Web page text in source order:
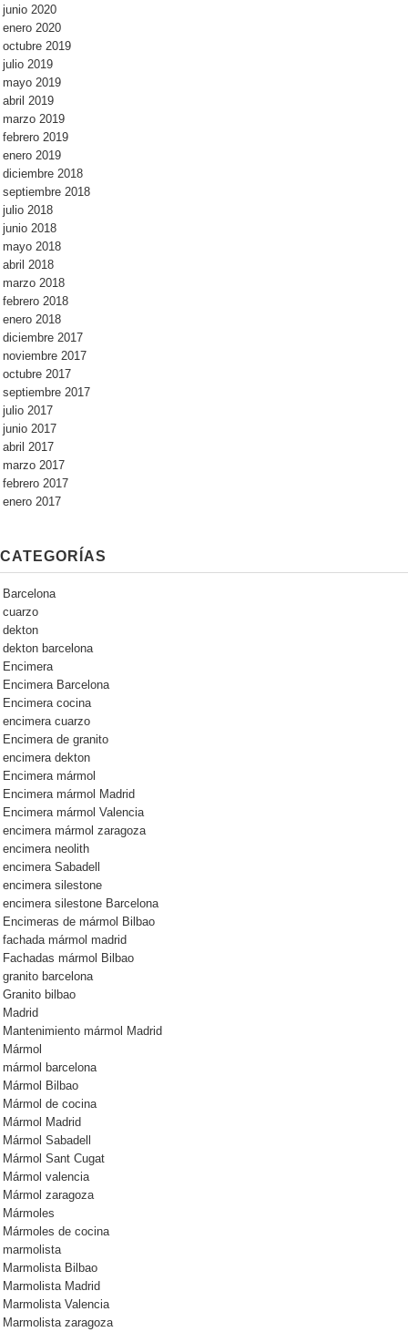
junio 2020
enero 2020
octubre 2019
julio 2019
mayo 2019
abril 2019
marzo 2019
febrero 2019
enero 2019
diciembre 2018
septiembre 2018
julio 2018
junio 2018
mayo 2018
abril 2018
marzo 2018
febrero 2018
enero 2018
diciembre 2017
noviembre 2017
octubre 2017
septiembre 2017
julio 2017
junio 2017
abril 2017
marzo 2017
febrero 2017
enero 2017
CATEGORÍAS
Barcelona
cuarzo
dekton
dekton barcelona
Encimera
Encimera Barcelona
Encimera cocina
encimera cuarzo
Encimera de granito
encimera dekton
Encimera mármol
Encimera mármol Madrid
Encimera mármol Valencia
encimera mármol zaragoza
encimera neolith
encimera Sabadell
encimera silestone
encimera silestone Barcelona
Encimeras de mármol Bilbao
fachada mármol madrid
Fachadas mármol Bilbao
granito barcelona
Granito bilbao
Madrid
Mantenimiento mármol Madrid
Mármol
mármol barcelona
Mármol Bilbao
Mármol de cocina
Mármol Madrid
Mármol Sabadell
Mármol Sant Cugat
Mármol valencia
Mármol zaragoza
Mármoles
Mármoles de cocina
marmolista
Marmolista Bilbao
Marmolista Madrid
Marmolista Valencia
Marmolista zaragoza